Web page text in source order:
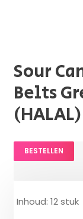
Sour
Belts
(HALAL)
BESTELLEN
Inhoud: 12 stuk